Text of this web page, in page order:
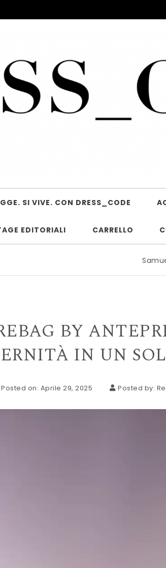
SI VIVE. CON DRESS_CODE
EDITORIALI CARRELLO
Samuele
BY
IN UN
Posted on: Aprile 29, 2025 Posted by: